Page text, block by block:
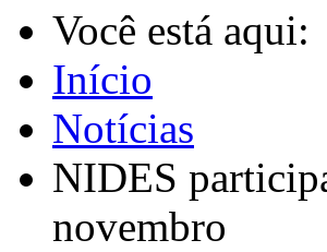
Você está aqui:
Início
Notícias
NIDES
novembro